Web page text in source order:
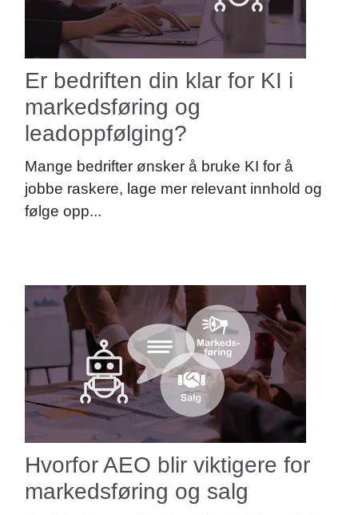
Er bedriften din klar for KI i
markedsføring og
leadoppfølging?
Mange bedrifter ønsker å bruke KI for å
jobbe raskere, lage mer relevant innhold og
følge opp...
Hvorfor AEO blir viktigere for
markedsføring og salg